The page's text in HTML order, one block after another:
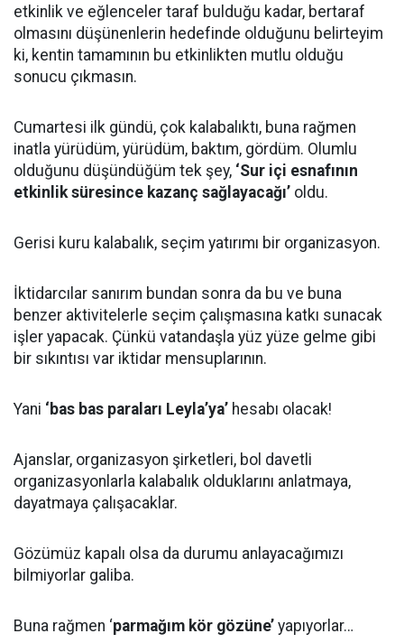
etkinlik ve eğlenceler taraf bulduğu kadar, bertaraf
olmasını düşünenlerin hedefinde olduğunu belirteyim
ki, kentin tamamının bu etkinlikten mutlu olduğu
sonucu çıkmasın.
Cumartesi ilk gündü, çok kalabalıktı, buna rağmen
inatla yürüdüm, yürüdüm, baktım, gördüm. Olumlu
olduğunu düşündüğüm tek şey, ‘Sur içi esnafının
etkinlik süresince kazanç sağlayacağı’ oldu.
Gerisi kuru kalabalık, seçim yatırımı bir organizasyon.
İktidarcılar sanırım bundan sonra da bu ve buna
benzer aktivitelerle seçim çalışmasına katkı sunacak
işler yapacak. Çünkü vatandaşla yüz yüze gelme gibi
bir sıkıntısı var iktidar mensuplarının.
Yani ‘bas bas paraları Leyla’ya’ hesabı olacak!
Ajanslar, organizasyon şirketleri, bol davetli
organizasyonlarla kalabalık olduklarını anlatmaya,
dayatmaya çalışacaklar.
Gözümüz kapalı olsa da durumu anlayacağımızı
bilmiyorlar galiba.
Buna rağmen ‘parmağım kör gözüne’ yapıyorlar…